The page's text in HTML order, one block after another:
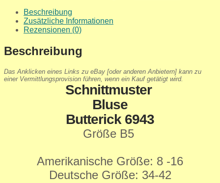
Beschreibung
Zusätzliche Informationen
Rezensionen (0)
Beschreibung
Das Anklicken eines Links zu eBay [oder anderen Anbietern] kann zu
einer Vermittlungsprovision führen, wenn ein Kauf getätigt wird.
Schnittmuster
Bluse
Butterick 6943
Größe B5
Amerikanische Größe: 8 -16
Deutsche Größe: 34-42